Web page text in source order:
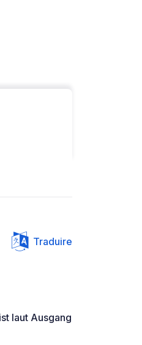
Traduire
laut Ausgang